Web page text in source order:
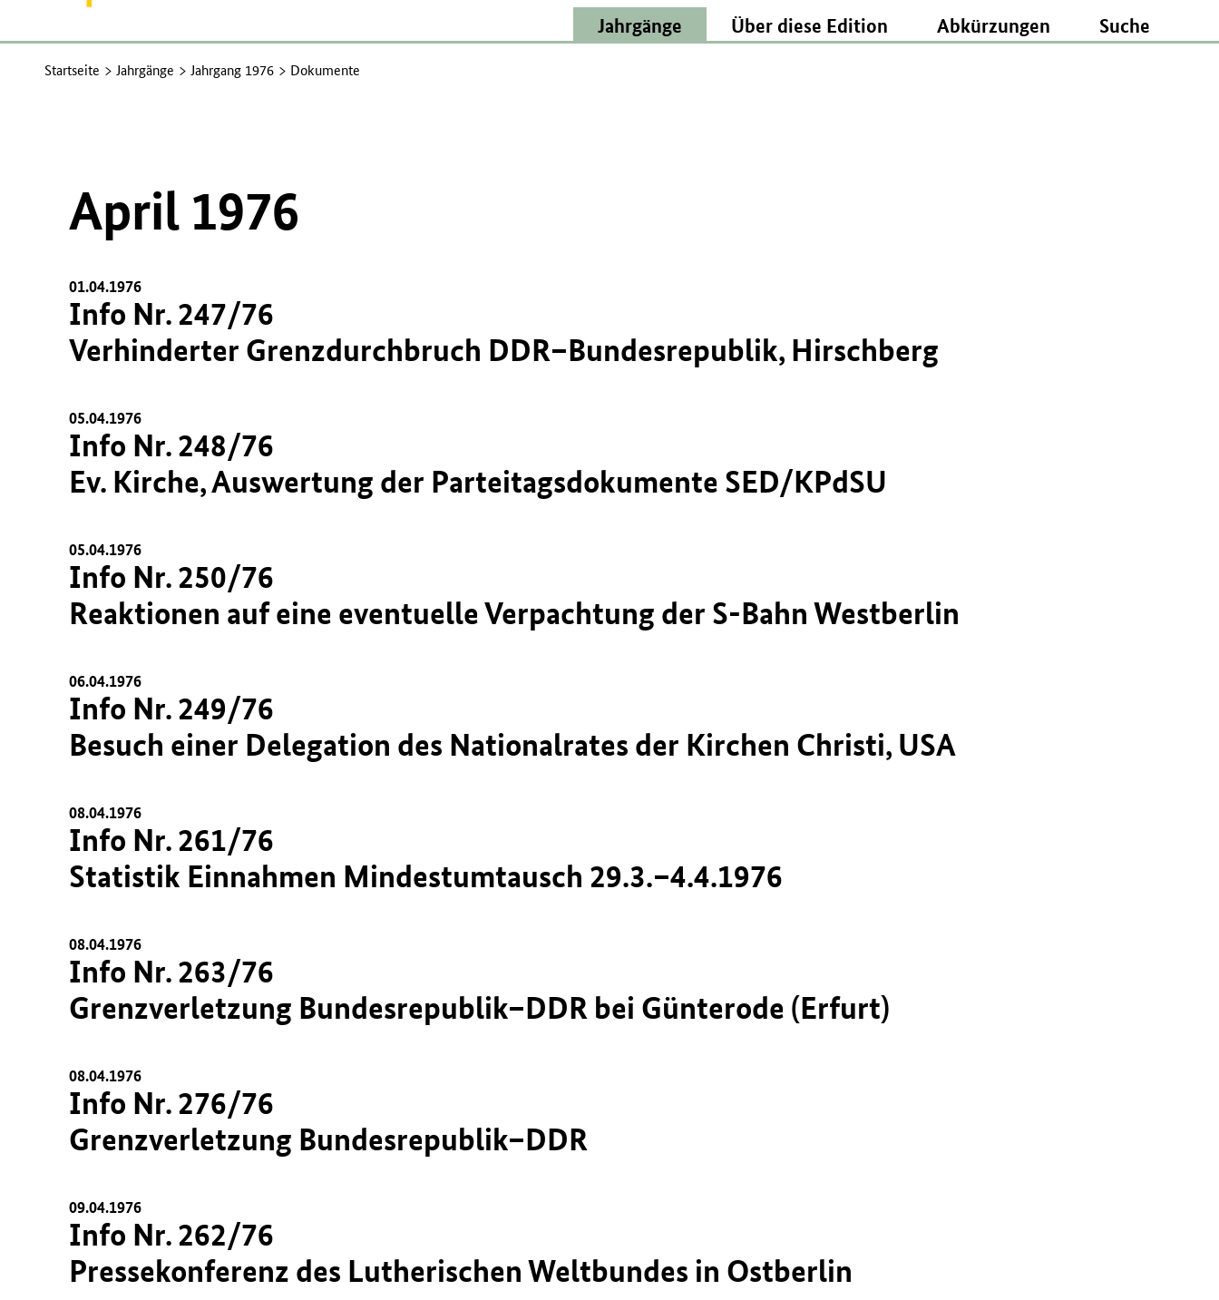
Jahrgänge Über diese Edition Abkürzungen Suche
Startseite Jahrgänge Jahrgang 1976 Dokumente
April 1976
01.04.1976
Info Nr. 247/76
Verhinderter Grenzdurchbruch DDR–Bundesrepublik, Hirschberg
05.04.1976
Info Nr. 248/76
Ev. Kirche, Auswertung der Parteitagsdokumente SED/KPdSU
05.04.1976
Info Nr. 250/76
Reaktionen auf eine eventuelle Verpachtung der S-Bahn Westberlin
06.04.1976
Info Nr. 249/76
Besuch einer Delegation des Nationalrates der Kirchen Christi, USA
08.04.1976
Info Nr. 261/76
Statistik Einnahmen Mindestumtausch 29.3.–4.4.1976
08.04.1976
Info Nr. 263/76
Grenzverletzung Bundesrepublik–DDR bei Günterode (Erfurt)
08.04.1976
Info Nr. 276/76
Grenzverletzung Bundesrepublik–DDR
09.04.1976
Info Nr. 262/76
Pressekonferenz des Lutherischen Weltbundes in Ostberlin